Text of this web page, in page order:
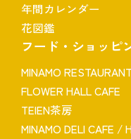
年間カレンダー
花図鑑
フード・ショッピ
MINAMO RESTAURANT
FLOWER HALL CAFE
TEIEN茶房
MINAMO DELI CAFE /